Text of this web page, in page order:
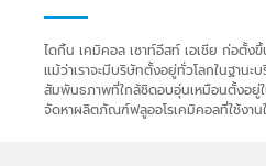
ไดกิ้น เคมิคอล เซาท์อีสท์ เอเชีย ก่อตั้ง
แม้ว่าเราจะมีบริษัทตั้งอยู่ทั่วโลกในฐาน
สัมพันธภาพที่ใกล้ชิดอบอุ่นเหมือนตั้งอยู่
จัดหาผลิตภัณฑ์ฟลูออโรเคมิคอลที่ใช้งาน